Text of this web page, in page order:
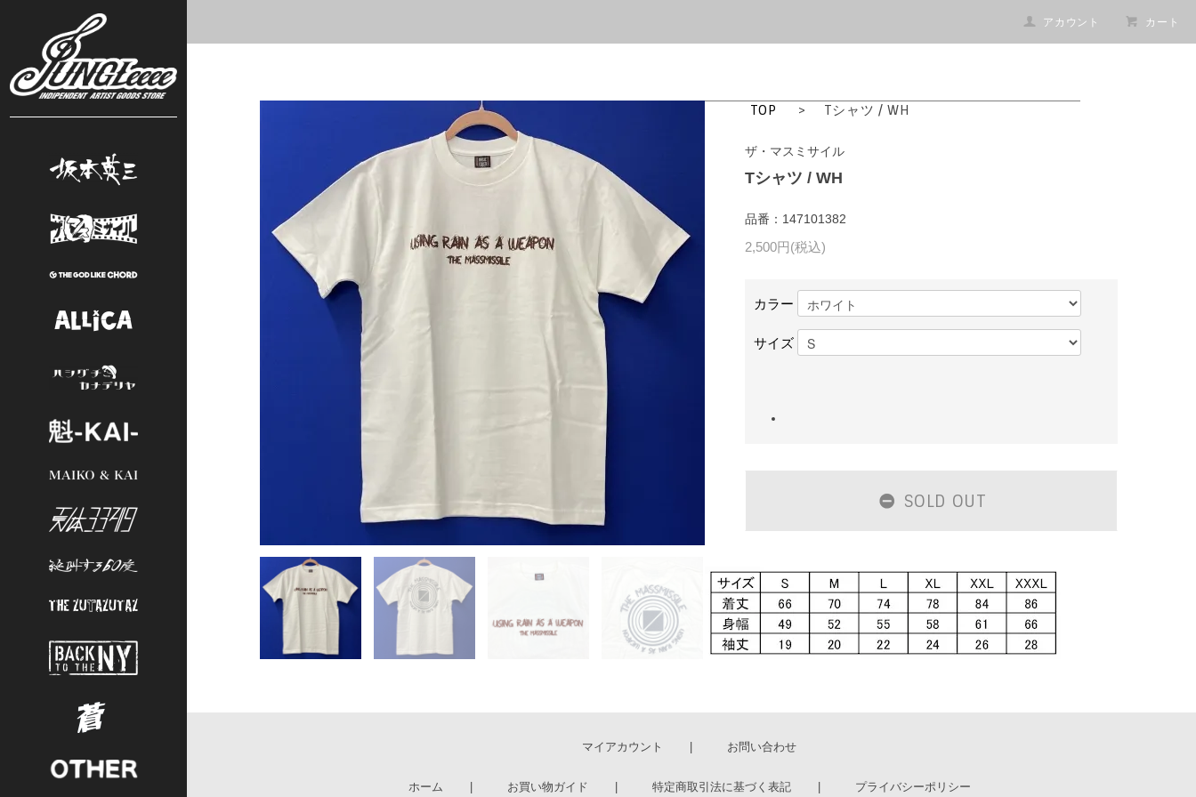
アカウント カート
TOP > Tシャツ / WH
ザ・マスミサイル
Tシャツ / WH
品番：147101382
2,500円(税込)
カラー
サイズ
SOLD OUT
マイアカウント お問い合わせ
ホーム お買い物ガイド 特定商取引法に基づく表記 プライバシーポリシー